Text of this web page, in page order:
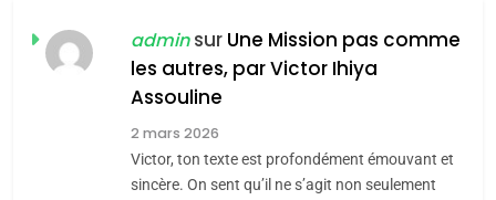
Jacques Hadida
JUDAISME
Maroc : Les amandes de
Tafraout, le miel de Tadla
adminsur Une Mission pas comme
les autres, par Victor Ihiya
Assouline
2 mars 2026
Victor, ton texte est profondément émouvant et
sincère. On sent qu’il ne s’agit non seulement